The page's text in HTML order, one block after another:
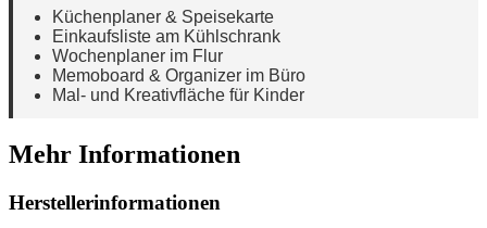
Küchenplaner & Speisekarte
Einkaufsliste am Kühlschrank
Wochenplaner im Flur
Memoboard & Organizer im Büro
Mal- und Kreativfläche für Kinder
Mehr Informationen
Herstellerinformationen